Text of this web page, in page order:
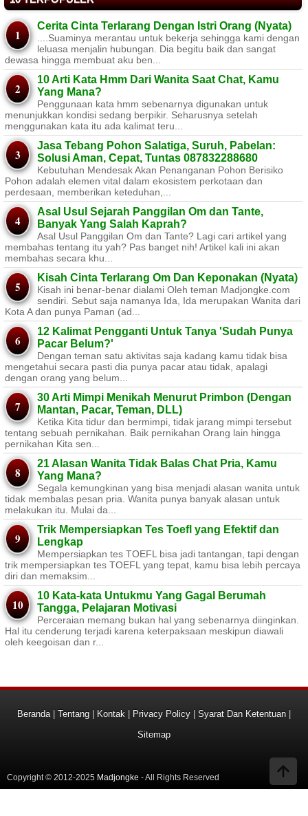
Cerita Cinta Terlarang Dengan Istri Orang (Nyata)
....Suaminya merantau untuk bekerja sehingga kami dengan
leluasa menjalin hubungan. Dia begitu baik dan sangat
dewasa hingga membuat aku ben...
10 Arti Kata Hmm Dari Wanita Saat Chat, Kamu
Yang Mana?
Penggunaan kata hmm sebenarnya digunakan untuk
menunjukkan kondisi sedang berpikir. Seharusnya setelah
menggunakan kata itu ada kalimat teru...
Jasa Tebang Pohon Salatiga, Suruh, Pabelan:
Solusi Aman, Cepat, Tuntas 087832288680
Kebutuhan Mendesak Akan Penanganan Pohon Berisiko ​
Pohon adalah elemen vital dalam ekosistem perkotaan dan
perdesaan, memberikan keteduhan,...
Asal Usul Sejarah Panggilan Om dan Tante,
Banyak Yang Salah Kaprah?
Asal Usul Panggilan Om dan Tante? Lagi cari artikel yang
membahas tentang itu yah? Pas banget nih! Artikel kali ini akan
membahas secara khu...
Kisah Cinta Terlarang Om Dan Keponakan (Nyata)
Kisah ini benar-benar dialami Oleh teman Madjongke.com
sendiri. Sebut saja namanya Ida, Ida merupakan Wanita dari
Kota A dan punya Paman (ad...
12 Kalimat Pengganti Untuk Tanya 'Sudah Punya
Pacar Belum?'
Dengan teman satu aktivitas saja kadang kamu tidak bisa
mengetahui secara pasti dia punya pacar atau tidak, apalagi
dengan orang yang belum...
30 Arti Mimpi Menikah Menurut Primbon (Dengan
Mantan, Pacar, Teman, DLL)
Ketika Kita tidur dan bermimpi, tidak jarang mimpi tersebut
tentang sebuah pernikahan. Baik pernikahan Orang lain hingga
pernikahan Kita sen...
21 Alasan Wanita Tidak Balas Chat Pria, Kamu
Yang Mana?
Segala kemungkinan yang bisa menjadi alasan wanita untuk
tidak membalas pesan pria. Wanita punya banyak alasan untuk
melakukan itu. Mulai da...
Trik Mempersiapkan Tes Toefl yang Efektif dan
Lengkap
Mempersiapkan tes TOEFL bisa jadi tantangan, tapi dengan
trik mempersiapkan tes TOEFL yang tepat, kamu bisa lebih percaya
diri dan memaksim...
10 Kata-kata Untukmu Yang Gagal Berumah
Tangga, Pelajaran Motivasi
Perceraian memang bukan hal yang sebenarnya diinginkan.
Hal itu cenderung terjadi karena keterpaksaan meskipun diawali
oleh keegoisan dan r...
Beranda| Tentang Kontak Privacy Policy Syarat Dan Ketentuan
Sitemap
Copyright © 2012-2025 Madjongke - All Rights Reserved